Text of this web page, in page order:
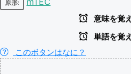
原形:
意味を覚
単語を覚
このボタンはなに？